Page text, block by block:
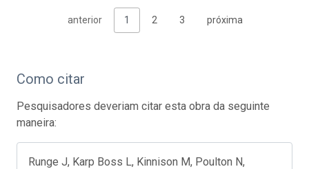
anterior 1 2 3 próxima
Como citar
Pesquisadores deveriam citar esta obra da seguinte
maneira:
Runge J, Karp Boss L, Kinnison M, Poulton N,